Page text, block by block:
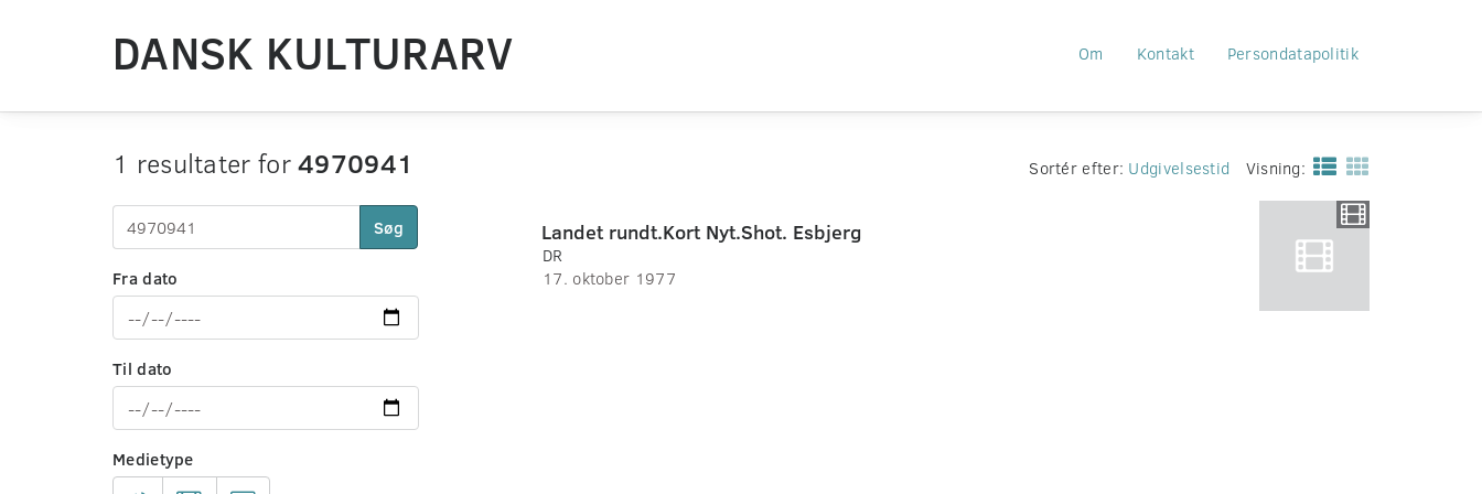
DANSK KULTURARV Om Kontakt Persondatapolitik
1 resultater for4970941
Søg
Fra dato
Til dato
Medietype
Sortér efter: Udgivelsestid Visning:
Landet rundt.Kort Nyt.Shot. Esbjerg
DR
17. oktober 1977